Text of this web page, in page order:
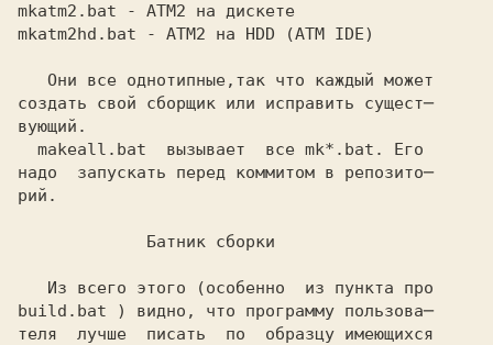
mkatm2.bat - ATM2 на дискете
mkatm2hd.bat - ATM2 на HDD (ATM IDE)
создать свой сборщик или исправить сущест─
  makeall.bat
вызывает  все mk*.bat.
Его
надо  запускать перед коммитом в репозито─
рий.
             Батник сборки
   Из всего этого (особенно  из пункта про
build.bat ) видно, что программу пользова─
теля  лучше  писать  по  образцу имеющихся